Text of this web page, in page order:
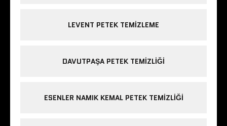
LEVENT PETEK TEMIZLEME
DAVUTPAŞA PETEK TEMIZLIĞI
ESENLER NAMIK KEMAL PETEK TEMIZLIĞI